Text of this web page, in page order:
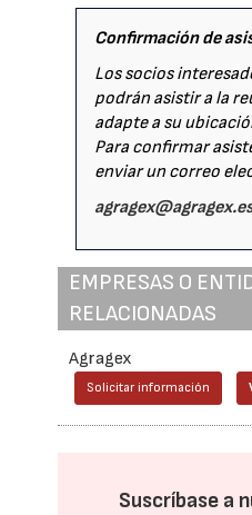
Confirmación de
Los socios
podrán asistir a la
adapte a su
Para confirmar
enviar un correo
EMPRESAS O
RELACIONADAS
Agragex
Solicitar información
Suscríbase a